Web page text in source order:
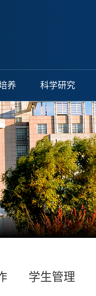
养 科学研究
学生管理